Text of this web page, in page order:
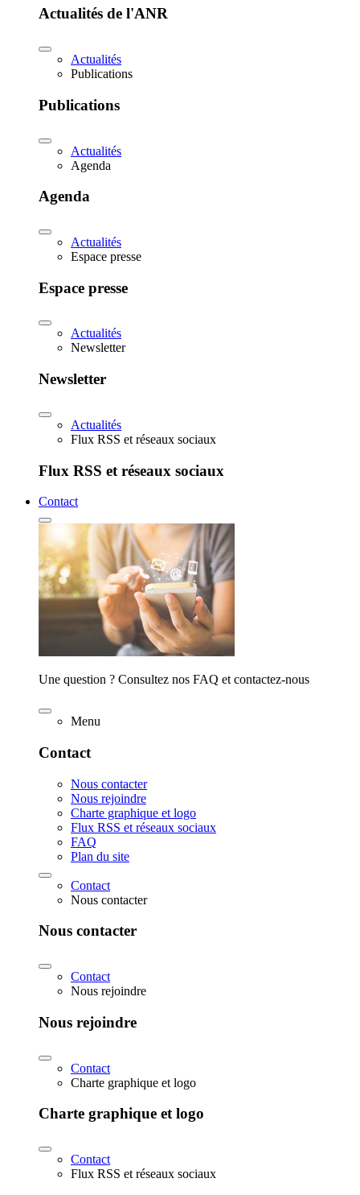
Actualités de l'ANR
Actualités
Publications
Publications
Actualités
Agenda
Agenda
Actualités
Espace presse
Espace presse
Actualités
Newsletter
Newsletter
Actualités
Flux RSS et réseaux sociaux
Flux RSS et réseaux sociaux
Contact
Une question ? Consultez nos FAQ et contactez-nous
Menu
Contact
Nous contacter
Nous rejoindre
Charte graphique et logo
Flux RSS et réseaux sociaux
FAQ
Plan du site
Contact
Nous contacter
Nous contacter
Contact
Nous rejoindre
Nous rejoindre
Contact
Charte graphique et logo
Charte graphique et logo
Contact
Flux RSS et réseaux sociaux